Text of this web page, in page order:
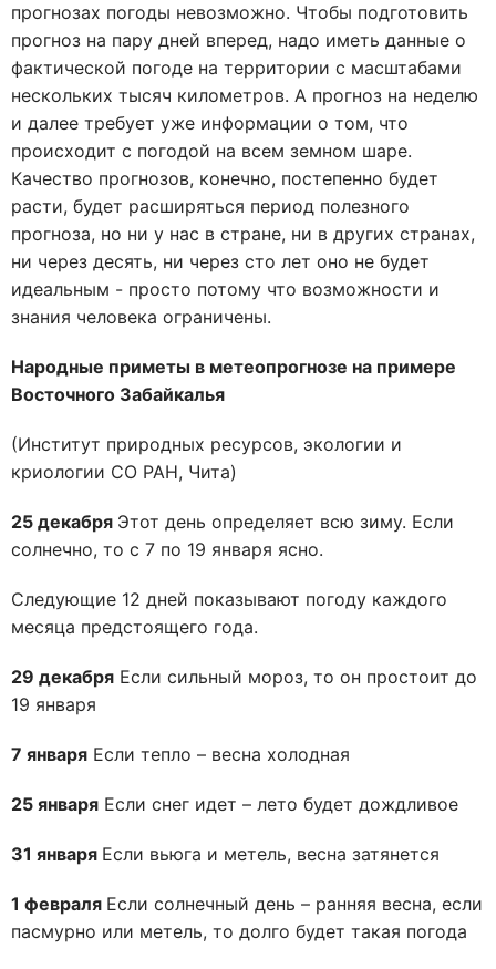
прогнозах погоды невозможно. Чтобы подготовить
прогноз на пару дней вперед, надо иметь данные о
фактической погоде на территории с масштабами
нескольких тысяч километров. А прогноз на неделю
и далее требует уже информации о том, что
происходит с погодой на всем земном шаре.
Качество прогнозов, конечно, постепенно будет
расти, будет расширяться период полезного
прогноза, но ни у нас в стране, ни в других странах,
ни через десять, ни через сто лет оно не будет
идеальным - просто потому что возможности и
знания человека ограничены.
Народные приметы в метеопрогнозе на примере
Восточного Забайкалья
(Институт природных ресурсов, экологии и
криологии СО РАН, Чита)
25 декабря Этот день определяет всю зиму. Если
солнечно, то с 7 по 19 января ясно.
Следующие 12 дней показывают погоду каждого
месяца предстоящего года.
29 декабря Если сильный мороз, то он простоит до
19 января
7 января Если тепло – весна холодная
25 января Если снег идет – лето будет дождливое
31 января Если вьюга и метель, весна затянется
1 февраля Если солнечный день – ранняя весна, если
пасмурно или метель, то долго будет такая погода